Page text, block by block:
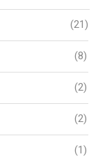
(21)
(8)
(2)
(2)
(1)